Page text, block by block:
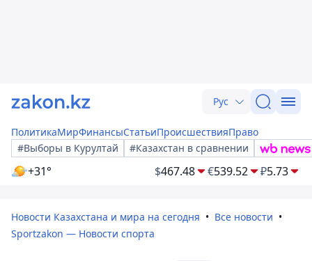
Рус
ПолитикаМирФинансыСтатьиПроисшествияПраво
#Выборы в Курултай
#Казахстан в сравнении
+31° $467.48 €539.52 ₽5.73
Новости Казахстана и мира на сегодня
Все новости
Sportzakon — Новости спорта